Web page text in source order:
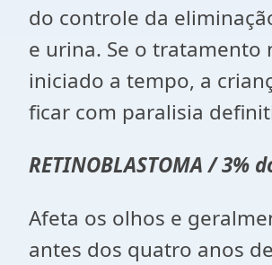
do controle da
e urina. Se o tratamento
iniciado a tempo, a
ficar com paralisia
RETINOBLASTOMA/ 3%
Afeta os olhos e
antes dos quatro anos